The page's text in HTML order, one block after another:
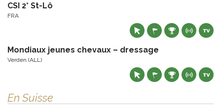
CSI 2* St-Lô
FRA
Mondiaux jeunes chevaux – dressage
Verden (ALL)
En Suisse